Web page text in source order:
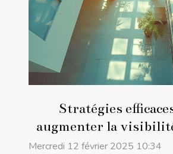
Stratégies
augmenter la
entreprise en
Mercredi 12 février 2025 10:34